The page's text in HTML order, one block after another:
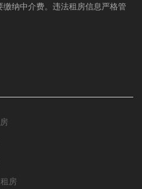
纳中介费。违法租房信息严格管
房